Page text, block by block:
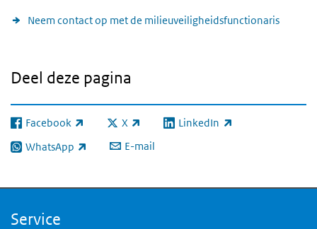
Neem contact op met de milieuveiligheidsfunctionaris
Deel deze pagina
Facebook
(externe link) X
(externe link) LinkedIn
(externe link)
WhatsApp
(externe link) E-mail
Service